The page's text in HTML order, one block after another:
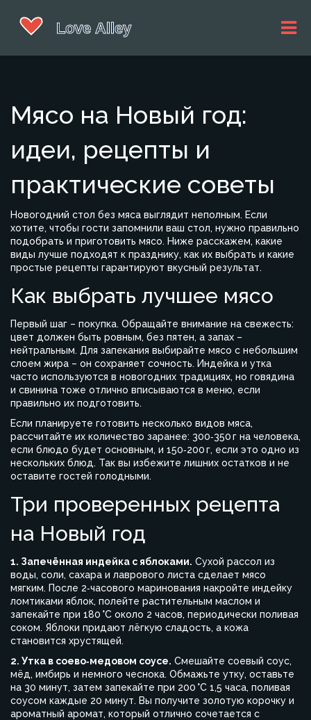
Мясо на Новый год:
идеи, рецепты и
практические советы
Новогодний стол без мяса выглядит неполным. Если
хотите, чтобы гости запомнили ваш стол, нужно правильно
подобрать и приготовить мясо. Ниже расскажем, какие
виды лучше подходят к празднику, как их выбрать и какие
простые рецепты гарантируют вкусный результат.
Как выбрать лучшее мясо
Первый шаг – покупка. Обращайте внимание на свежесть:
цвет должен быть ровным, без пятен, а запах –
нейтральным. Для запекания выбирайте мясо с небольшим
слоем жира – он сохраняет сочность. Индейка и утка
часто используются в новогодних традициях, но говядина
и свинина тоже отлично вписываются в меню, если
правильно их подготовить.
Если планируете готовить несколько видов мяса,
рассчитайте их количество заранее: 300‑350 г на человека,
если блюдо будет основным, и 150‑200 г, если это одно из
нескольких блюд. Так вы избежите лишних остатков и не
оставите гостей голодными.
Три проверенных рецепта
на Новый год
1. Запечённая индейка с яблоками. Сухой рассол из
воды, соли, сахара и лаврового листа сделает мясо
мягким. После 2‑часового маринования накройте индейку
ломтиками яблок, полейте растительным маслом и
запекайте при 180 °C около 2 часов, периодически поливая
соком. Яблоки придают лёгкую сладость, а кожа
становится хрустящей.
2. Утка в соево‑медовом соусе. Смешайте соевый соус,
мёд, имбирь и немного чеснока. Обмажьте утку, оставьте
на 30 минут, затем запекайте при 200 °C 1,5 часа, поливая
соусом каждые 20 минут. Вы получите золотую корочку и
ароматный аромат, который отлично сочетается с